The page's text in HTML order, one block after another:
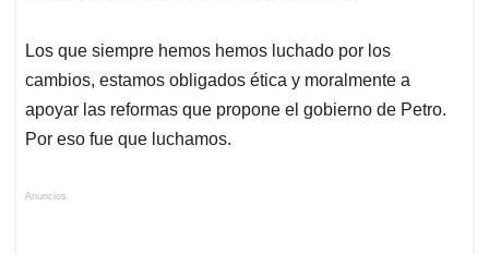
Los que siempre hemos hemos luchado por los
cambios, estamos obligados ética y moralmente a
apoyar las reformas que propone el gobierno de Petro.
Por eso fue que luchamos.
Anuncios.